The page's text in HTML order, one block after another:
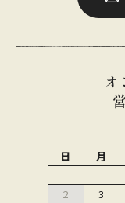
日 月
2
3